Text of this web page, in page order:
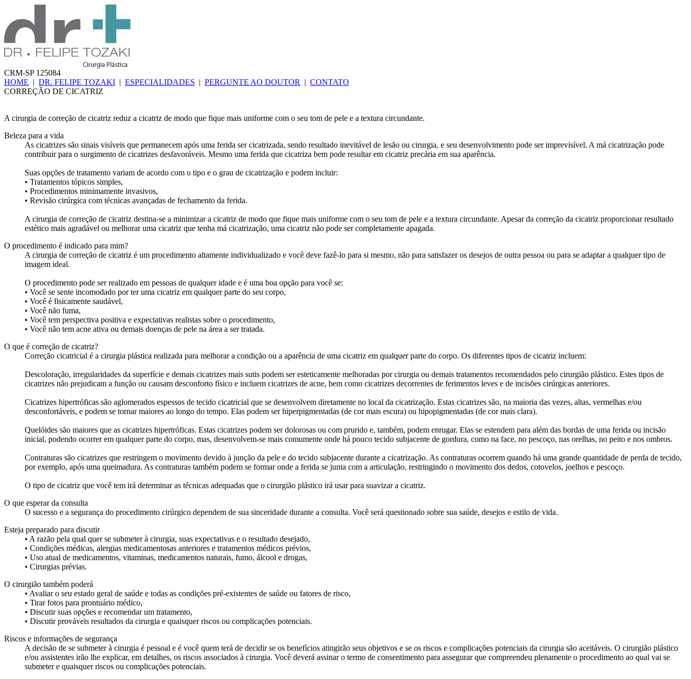
CRM-SP 125084
HOME | DR. FELIPE TOZAKI | ESPECIALIDADES | PERGUNTE AO DOUTOR | CONTATO
CORREÇÃO DE CICATRIZ
A cirurgia de correção de cicatriz reduz a cicatriz de modo que fique mais uniforme com o seu tom de pele e a textura circundante.
Beleza para a vida
As cicatrizes são sinais visíveis que permanecem após uma ferida ser cicatrizada, sendo resultado inevitável de lesão ou cirurgia, e seu desenvolvimento pode ser imprevisível. A má cicatrização pode
contribuir para o surgimento de cicatrizes desfavoráveis. Mesmo uma ferida que cicatriza bem pode resultar em cicatriz precária em sua aparência.
Suas opções de tratamento variam de acordo com o tipo e o grau de cicatrização e podem incluir:
• Tratamentos tópicos simples,
• Procedimentos minimamente invasivos,
• Revisão cirúrgica com técnicas avançadas de fechamento da ferida.
A cirurgia de correção de cicatriz destina-se a minimizar a cicatriz de modo que fique mais uniforme com o seu tom de pele e a textura circundante. Apesar da correção da cicatriz proporcionar resultado
estético mais agradável ou melhorar uma cicatriz que tenha má cicatrização, uma cicatriz não pode ser completamente apagada.
O procedimento é indicado para mim?
A cirurgia de correção de cicatriz é um procedimento altamente individualizado e você deve fazê-lo para si mesmo, não para satisfazer os desejos de outra pessoa ou para se adaptar a qualquer tipo de
imagem ideal.
O procedimento pode ser realizado em pessoas de qualquer idade e é uma boa opção para você se:
• Você se sente incomodado por ter uma cicatriz em qualquer parte do seu corpo,
• Você é fisicamente saudável,
• Você não fuma,
• Você tem perspectiva positiva e expectativas realistas sobre o procedimento,
• Você não tem acne ativa ou demais doenças de pele na área a ser tratada.
O que é correção de cicatriz?
Correção cicatricial é a cirurgia plástica realizada para melhorar a condição ou a aparência de uma cicatriz em qualquer parte do corpo. Os diferentes tipos de cicatriz incluem:
Descoloração, irregularidades da superfície e demais cicatrizes mais sutis podem ser esteticamente melhoradas por cirurgia ou demais tratamentos recomendados pelo cirurgião plástico. Estes tipos de
cicatrizes não prejudicam a função ou causam desconforto físico e incluem cicatrizes de acne, bem como cicatrizes decorrentes de ferimentos leves e de incisões cirúrgicas anteriores.
Cicatrizes hipertróficas são aglomerados espessos de tecido cicatricial que se desenvolvem diretamente no local da cicatrização. Estas cicatrizes são, na maioria das vezes, altas, vermelhas e/ou
desconfortáveis, e podem se tornar maiores ao longo do tempo. Elas podem ser hiperpigmentadas (de cor mais escura) ou hipopigmentadas (de cor mais clara).
Quelóides são maiores que as cicatrizes hipertróficas. Estas cicatrizes podem ser dolorosas ou com prurido e, também, podem enrugar. Elas se estendem para além das bordas de uma ferida ou incisão
inicial, podendo ocorrer em qualquer parte do corpo, mas, desenvolvem-se mais comumente onde há pouco tecido subjacente de gordura, como na face, no pescoço, nas orelhas, no peito e nos ombros.
Contraturas são cicatrizes que restringem o movimento devido à junção da pele e do tecido subjacente durante a cicatrização. As contraturas ocorrem quando há uma grande quantidade de perda de tecido,
por exemplo, após uma queimadura. As contraturas também podem se formar onde a ferida se junta com a articulação, restringindo o movimento dos dedos, cotovelos, joelhos e pescoço.
O tipo de cicatriz que você tem irá determinar as técnicas adequadas que o cirurgião plástico irá usar para suavizar a cicatriz.
O que esperar da consulta
O sucesso e a segurança do procedimento cirúrgico dependem de sua sinceridade durante a consulta. Você será questionado sobre sua saúde, desejos e estilo de vida.
Esteja preparado para discutir
• A razão pela qual quer se submeter à cirurgia, suas expectativas e o resultado desejado,
• Condições médicas, alergias medicamentosas anteriores e tratamentos médicos prévios,
• Uso atual de medicamentos, vitaminas, medicamentos naturais, fumo, álcool e drogas,
• Cirurgias prévias.
O cirurgião também poderá
• Avaliar o seu estado geral de saúde e todas as condições pré-existentes de saúde ou fatores de risco,
• Tirar fotos para prontuário médico,
• Discutir suas opções e recomendar um tratamento,
• Discutir prováveis resultados da cirurgia e quaisquer riscos ou complicações potenciais.
Riscos e informações de segurança
A decisão de se submeter à cirurgia é pessoal e é você quem terá de decidir se os benefícios atingirão seus objetivos e se os riscos e complicações potenciais da cirurgia são aceitáveis. O cirurgião plástico
e/ou assistentes irão lhe explicar, em detalhes, os riscos associados à cirurgia. Você deverá assinar o termo de consentimento para assegurar que compreendeu plenamente o procedimento ao qual vai se
submeter e quaisquer riscos ou complicações potenciais.